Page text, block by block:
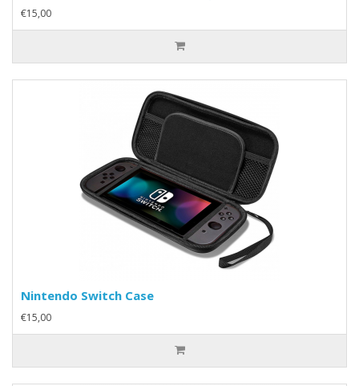
€15,00
Nintendo Switch Case
€15,00